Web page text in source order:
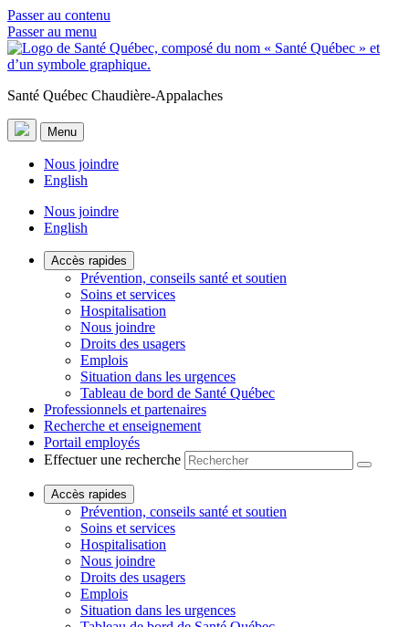
Passer au contenu
Passer au menu
Santé Québec Chaudière-Appalaches
Menu
Nous joindre
English
Nous joindre
English
Accès rapides
Prévention, conseils santé et soutien
Soins et services
Hospitalisation
Nous joindre
Droits des usagers
Emplois
Situation dans les urgences
Tableau de bord de Santé Québec
Professionnels et partenaires
Recherche et enseignement
Portail employés
Effectuer une recherche
Accès rapides
Prévention, conseils santé et soutien
Soins et services
Hospitalisation
Nous joindre
Droits des usagers
Emplois
Situation dans les urgences